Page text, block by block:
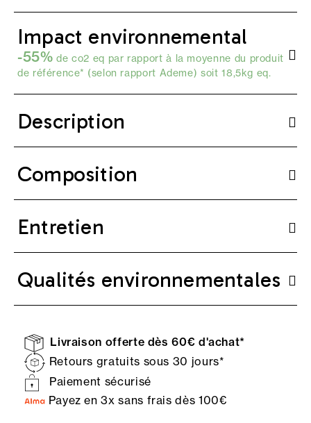
Impact environnemental
-55% de co2 eq par rapport à la moyenne du produit
de référence* (selon rapport Ademe) soit 18,5kg eq.
Description
Composition
Entretien
Qualités environnementales
Livraison offerte dès 60€ d'achat*
Retours gratuits sous 30 jours*
Paiement sécurisé
Payez en 3x sans frais dès 100€